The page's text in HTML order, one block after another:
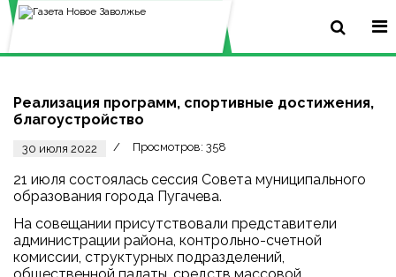
Реализация программ, спортивные достижения,
благоустройство
30 июля 2022 Просмотров: 358
21 июля состоялась сессия Совета муниципального
образования города Пугачева.
На совещании присутствовали представители
администрации района, контрольно-счетной
комиссии, структурных подразделений,
общественной палаты, средств массовой